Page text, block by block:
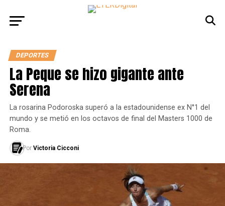
DEPORTES
La Peque se hizo gigante ante
Serena
La rosarina Podoroska superó a la estadounidense ex N°1 del
mundo y se metió en los octavos de final del Masters 1000 de
Roma.
Por Victoria Cicconi